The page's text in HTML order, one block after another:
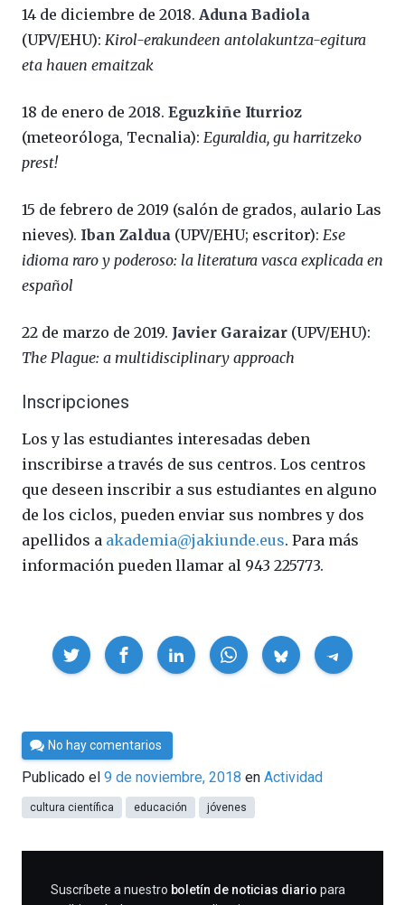
14 de diciembre de 2018. Aduna Badiola
(UPV/EHU): Kirol-erakundeen antolakuntza-egitura
eta hauen emaitzak
18 de enero de 2018. Eguzkiñe Iturrioz
(meteoróloga, Tecnalia): Eguraldia, gu harritzeko
prest!
15 de febrero de 2019 (salón de grados, aulario Las
nieves). Iban Zaldua (UPV/EHU; escritor): Ese
idioma raro y poderoso: la literatura vasca explicada en
español
22 de marzo de 2019. Javier Garaizar (UPV/EHU):
The Plague: a multidisciplinary approach
Inscripciones
Los y las estudiantes interesadas deben
inscribirse a través de sus centros. Los centros
que deseen inscribir a sus estudiantes en alguno
de los ciclos, pueden enviar sus nombres y dos
apellidos a akademia@jakiunde.eus. Para más
información pueden llamar al 943 225773.
Compartir
Por
César
Tomé
No hay comentarios
Publicado el 9 de noviembre, 2018 en Actividad
cultura científica educación jóvenes
SUSCRIBIRME
Suscríbete a nuestro boletín de noticias diario para